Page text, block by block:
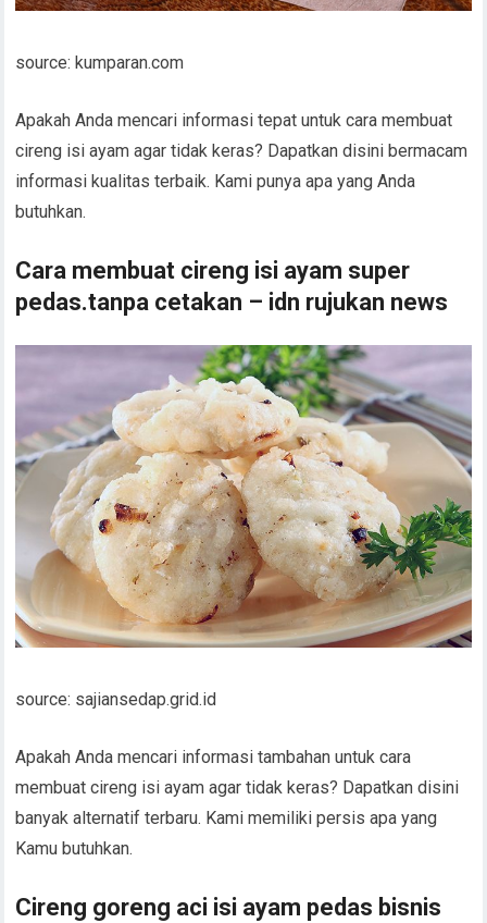
source: kumparan.com
Apakah Anda mencari informasi tepat untuk cara membuat
cireng isi ayam agar tidak keras? Dapatkan disini bermacam
informasi kualitas terbaik. Kami punya apa yang Anda
butuhkan.
Cara membuat cireng isi ayam super
pedas.tanpa cetakan – idn rujukan news
source: sajiansedap.grid.id
Apakah Anda mencari informasi tambahan untuk cara
membuat cireng isi ayam agar tidak keras? Dapatkan disini
banyak alternatif terbaru. Kami memiliki persis apa yang
Kamu butuhkan.
Cireng goreng aci isi ayam pedas bisnis